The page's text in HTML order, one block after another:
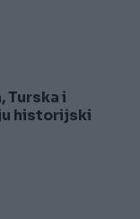
Turska i
historijski